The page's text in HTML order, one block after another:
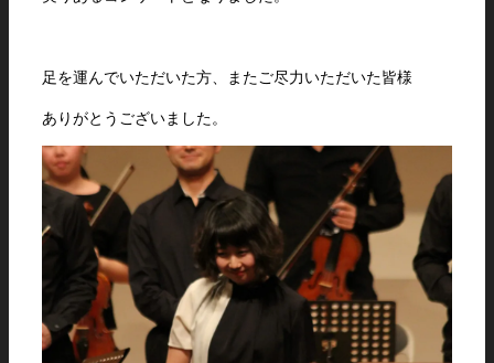
足を運んでいただいた方、またご尽力いただいた皆様
ありがとうございました。